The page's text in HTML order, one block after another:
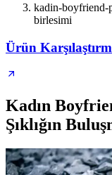
kadin-boyfriend-
birlesimi
Ürün
Kadın
Şıklığın